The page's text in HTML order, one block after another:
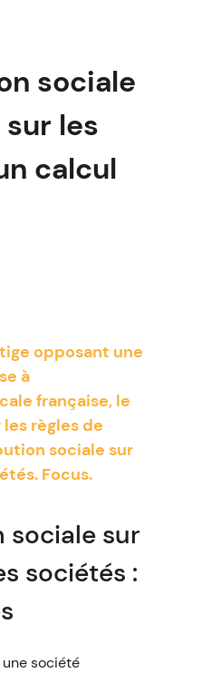
sociale
les
calcul
opposant une
à
française, le
règles de
sociale sur
Focus.
sur
sociétés :
une société